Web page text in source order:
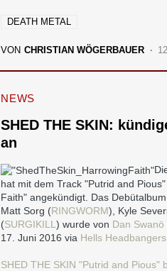
DEATH METAL
VON CHRISTIAN WÖGERBAUER
NEWS
SHED THE SKIN:
an
hat mit dem Track "Putrid and
Faith" angekündigt. Das
Matt Sorg (RINGWORM), Kyle
(SURGIKILL) wurde von Dan Swanö
17. Juni 2016 via Hells
SHED THE SKIN "Putrid and Pious"